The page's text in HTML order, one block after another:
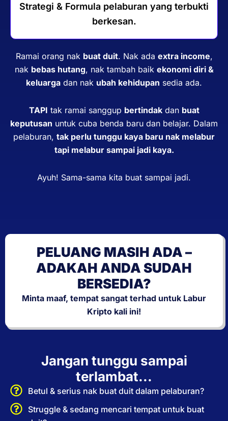
Strategi & Formula pelaburan yang terbukti
berkesan.
Ramai orang nak buat duit. Nak ada extra income,
nak bebas hutang, nak tambah baik ekonomi diri &
keluarga dan nak ubah kehidupan sedia ada.
TAPI tak ramai sanggup bertindakdan buat
keputusan untuk cuba benda baru dan belajar. Dalam
pelaburan, tak perlu tunggu kaya baru nak melabur
tapi melabur sampai jadi kaya.
Ayuh! Sama-sama kita buat sampai jadi.
PELUANG MASIH ADA –
ADAKAH ANDA SUDAH
BERSEDIA?
Minta maaf, tempat sangat terhad untuk Labur
Kripto kali ini!
Jangan tunggu sampai
terlambat...
Betul & serius nak buat duit dalam pelaburan?
Struggle & sedang mencari tempat untuk buat